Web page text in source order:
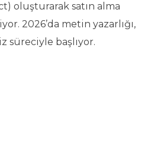
oluşturarak satın alma
2026’da metin yazarlığı,
süreciyle başlıyor.